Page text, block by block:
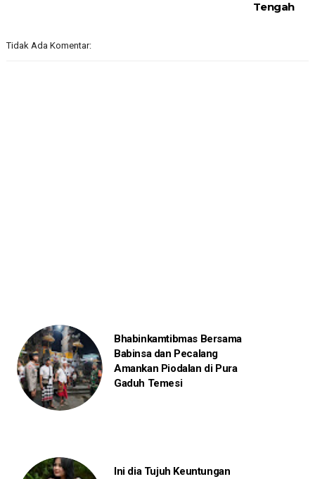
Tengah
Tidak Ada Komentar:
Bhabinkamtibmas Bersama
Babinsa dan Pecalang
Amankan Piodalan di Pura
Gaduh Temesi
Ini dia Tujuh Keuntungan